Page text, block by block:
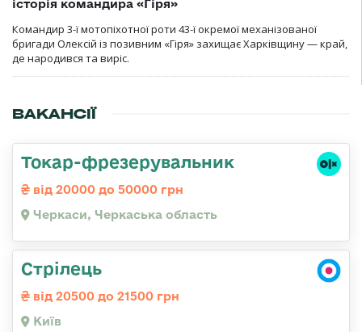
історія командира «Гіря»
Командир 3-ї мотопіхотної роти 43-ї окремої механізованої
бригади Олексій із позивним «Гіря» захищає Харківщину — край,
де народився та виріс.
ВАКАНСІЇ
Токар-фрезерувальник
від 20000 до 50000 грн
Черкаси, Черкаська область
Стрілець
від 20500 до 21500 грн
Київ